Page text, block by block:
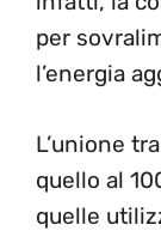
per
l’energia
L’unione
quello al
quelle